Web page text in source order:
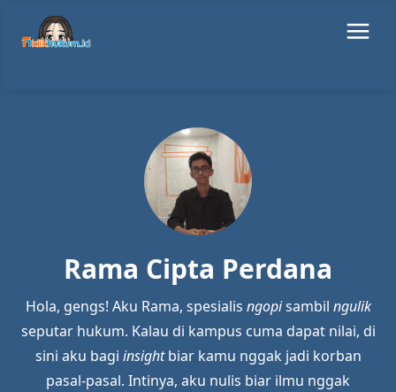
Rama Cipta Perdana
Hola, gengs! Aku Rama, spesialis ngopisambil ngulik
seputar hukum. Kalau di kampus cuma dapat nilai, di
sini aku bagi insightbiar kamu nggak jadi korban
pasal-pasal. Intinya, aku nulis biar ilmu nggak